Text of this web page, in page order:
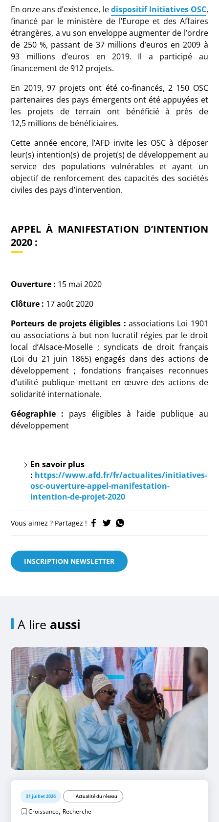
En onze ans d’existence, le dispositif Initiatives OSC,
financé par le ministère de l’Europe et des Affaires
étrangères, a vu son enveloppe augmenter de l’ordre
de 250 %, passant de 37 millions d’euros en 2009 à
93
millions d’euros en 2019. Il a participé au
financement de 912 projets.
En 2019, 97 projets ont été co-financés, 2 150 OSC
partenaires des pays émergents ont été appuyées et
les projets de terrain ont bénéficié à près de
12,5 millions de bénéficiaires.
Cette année encore, l’AFD invite les OSC à déposer
leur(s) intention(s) de projet(s) de développement au
service des populations vulnérables et ayant un
objectif de renforcement des capacités des sociétés
civiles des pays d’intervention.
APPEL À MANIFESTATION D’INTENTION
2020 :
Ouverture : 15 mai 2020
Clôture : 17 août 2020
Porteurs de projets éligibles : associations Loi 1901
ou associations à but non lucratif régies par le droit
local d’Alsace-Moselle ; syndicats de droit français
(Loi du 21 juin 1865) engagés dans des actions de
développement ; fondations françaises reconnues
d’utilité publique mettant en œuvre des actions de
solidarité internationale.
Géographie : pays éligibles à l’aide publique au
développement
En savoir plus
: https://www.afd.fr/fr/actualites/initiatives-
osc-ouverture-appel-manifestation-
intention-de-projet-2020
Vous aimez ? Partagez !
INSCRIPTION NEWSLETTER
A lire aussi
31 juillet 2026 Actualité du réseau
Croissance, Recherche